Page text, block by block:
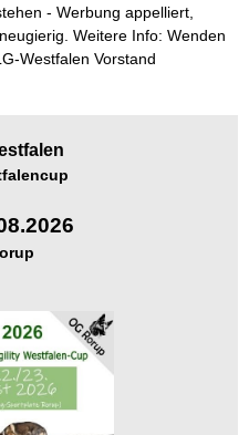
- Werbung appelliert,
Weitere Info: Wenden
Westfalen Vorstand